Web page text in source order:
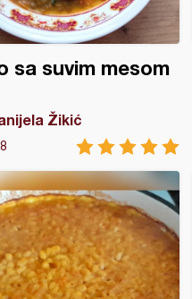
sa suvim mesom
Žikić